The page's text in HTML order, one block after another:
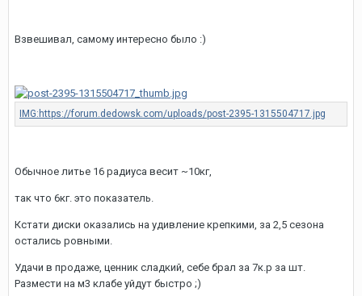
Взвешивал, самому интересно было :)
Обычное литье 16 радиуса весит ~10кг,
так что 6кг. это показатель.
Кстати диски оказались на удивление крепкими, за 2,5 сезона
остались ровными.
Удачи в продаже, ценник сладкий, себе брал за 7к.р за шт.
Размести на м3 клабе уйдут быстро ;)